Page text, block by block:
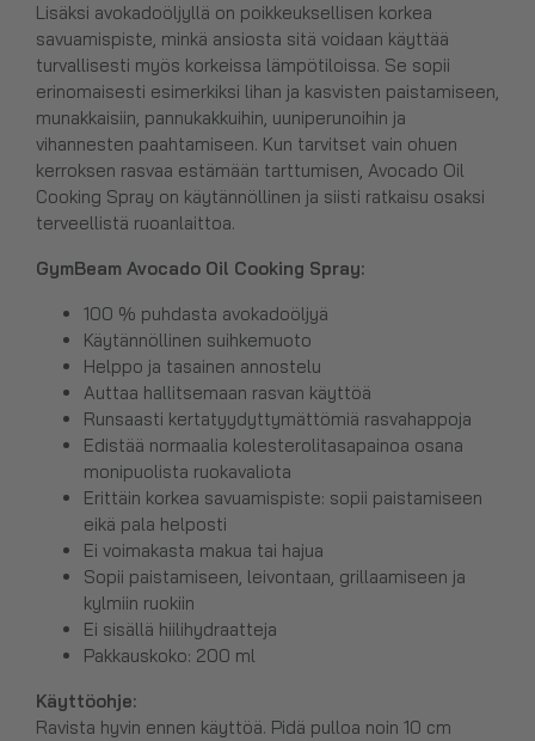
Lisäksi avokadoöljyllä on poikkeuksellisen korkea
savuamispiste, minkä ansiosta sitä voidaan käyttää
turvallisesti myös korkeissa lämpötiloissa. Se sopii
erinomaisesti esimerkiksi lihan ja kasvisten paistamiseen,
munakkaisiin, pannukakkuihin, uuniperunoihin ja
vihannesten paahtamiseen. Kun tarvitset vain ohuen
kerroksen rasvaa estämään tarttumisen, Avocado Oil
Cooking Spray on käytännöllinen ja siisti ratkaisu osaksi
terveellistä ruoanlaittoa.
GymBeam Avocado Oil Cooking Spray:
100 % puhdasta avokadoöljyä
Käytännöllinen suihkemuoto
Helppo ja tasainen annostelu
Auttaa hallitsemaan rasvan käyttöä
Runsaasti kertatyydyttymättömiä rasvahappoja
Edistää normaalia kolesterolitasapainoa osana
monipuolista ruokavaliota
Erittäin korkea savuamispiste: sopii paistamiseen
eikä pala helposti
Ei voimakasta makua tai hajua
Sopii paistamiseen, leivontaan, grillaamiseen ja
kylmiin ruokiin
Ei sisällä hiilihydraatteja
Pakkauskoko: 200 ml
Käyttöohje:
Ravista hyvin ennen käyttöä. Pidä pulloa noin 10 cm